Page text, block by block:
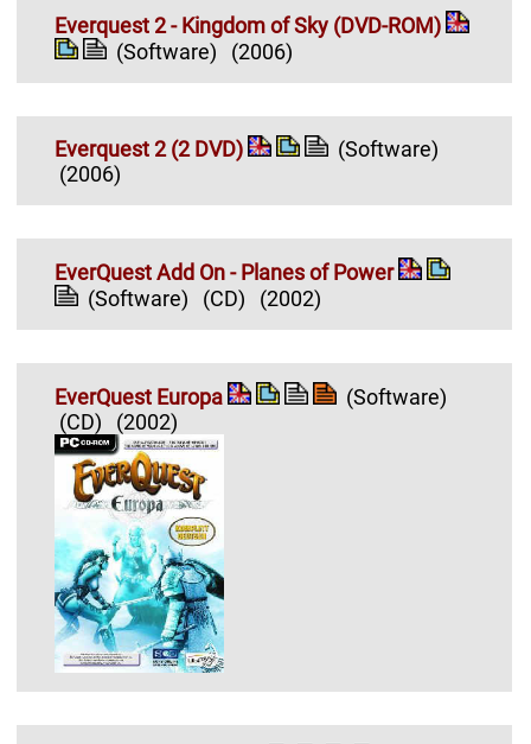
Everquest 2 - Kingdom of Sky (DVD-ROM)
(Software)
(2006)
Everquest 2 (2 DVD)
(Software)
(2006)
EverQuest Add On - Planes of Power
(Software)
(CD) (2002)
EverQuest Europa
(Software)
(CD)
(2002)